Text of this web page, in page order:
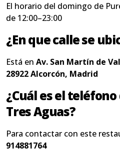
El horario del domingo de
de 12:00–23:00
¿En que calle se
Está en Av. San Martín de
28922 Alcorcón, Madrid
¿Cuál es el
Tres Aguas?
Para contactar con este
914881764